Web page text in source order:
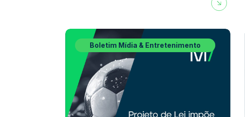
Boletim Mídia & Entretenimento